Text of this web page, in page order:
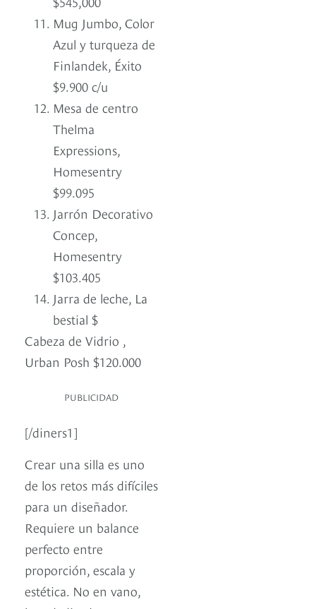
Mug Jumbo, Color
Azul y turqueza de
Finlandek, Éxito
$9.900 c/u
Mesa de centro
Thelma
Expressions,
Homesentry
$99.095
Jarrón Decorativo
Concep,
Homesentry
$103.405
Jarra de leche, La
bestial $
Cabeza de Vidrio ,
Urban Posh $120.000
PUBLICIDAD
[/diners1]
Crear una silla es uno
de los retos más difíciles
para un diseñador.
Requiere un balance
perfecto entre
proporción, escala y
estética. No en vano,